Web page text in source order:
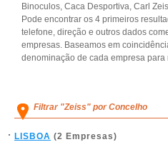
Binoculos, Caca Desportiva, Carl
Pode encontrar os 4 primeiros
telefone, direção e outros dados
empresas. Baseamos em
denominação de cada empresa para
Filtrar "Zeiss" por Concelho
LISBOA (2 Empresas)